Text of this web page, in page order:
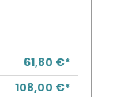
61,80 €*
108,00 €*